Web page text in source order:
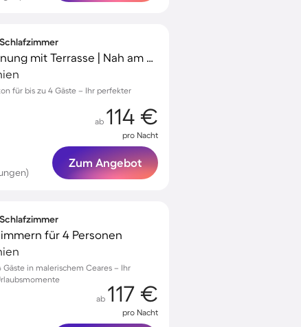
Voll ausgestattete Wohnung mit Terrasse | Nah am Strand
für bis zu 4 Gäste – Ihr perfekter
ab 114 €
pro Nacht
Zum Angebot
für 4 Personen
in malerischem Ceares – Ihr
ab 117 €
pro Nacht